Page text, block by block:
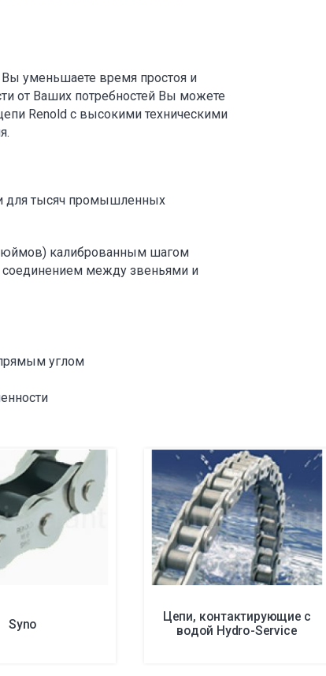
уменьшаете время простоя и
от Ваших потребностей Вы можете
Renold с высокими техническими
для тысяч промышленных
калиброванным шагом
между звеньями и
углом
Syno Цепи, контактирующие с
водой Hydro-Service